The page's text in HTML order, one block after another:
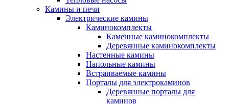
Камины и печи
Электрические камины
Каминокомплекты
Каменные каминокомплекты
Деревянные каминокомплекты
Настенные камины
Напольные камины
Встраиваемые камины
Порталы для электрокаминов
Деревянные порталы для
каминов